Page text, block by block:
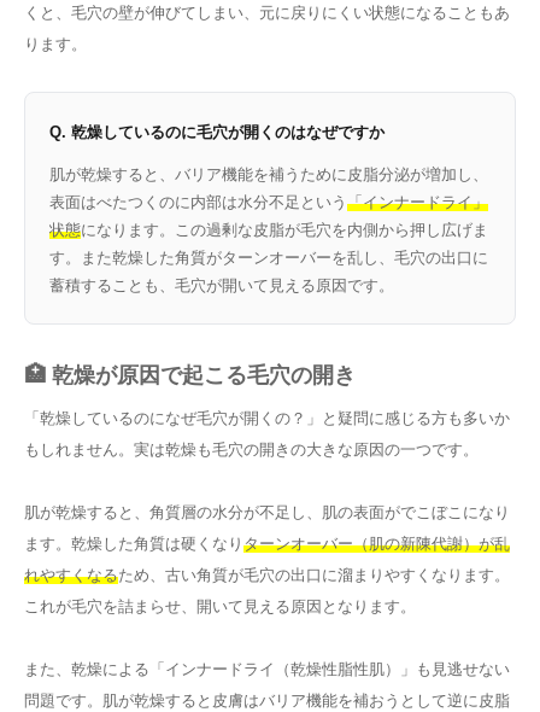
くと、毛穴の壁が伸びてしまい、元に戻りにくい状態になることもあ
ります。
Q. 乾燥しているのに毛穴が開くのはなぜですか
肌が乾燥すると、バリア機能を補うために皮脂分泌が増加し、
表面はべたつくのに内部は水分不足という 「インナードライ」
状態になります。この過剰な皮脂が毛穴を内側から押し広げま
す。また乾燥した角質がターンオーバーを乱し、毛穴の出口に
蓄積することも、毛穴が開いて見える原因です。
🏥 乾燥が原因で起こる毛穴の開き
「乾燥しているのになぜ毛穴が開くの？」と疑問に感じる方も多いか
もしれません。実は乾燥も毛穴の開きの大きな原因の一つです。
肌が乾燥すると、角質層の水分が不足し、肌の表面がでこぼこになり
ます。乾燥した角質は硬くなり ターンオーバー（肌の新陳代謝）が乱
れやすくなるため、古い角質が毛穴の出口に溜まりやすくなります。
これが毛穴を詰まらせ、開いて見える原因となります。
また、乾燥による「インナードライ（乾燥性脂性肌）」も見逃せない
問題です。肌が乾燥すると皮膚はバリア機能を補おうとして逆に皮脂